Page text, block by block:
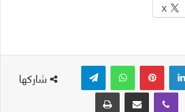
X
شاركها
لينكدإن بينتيريست واتساب
ڤايبر
مشاركة عبر البريد طباعة